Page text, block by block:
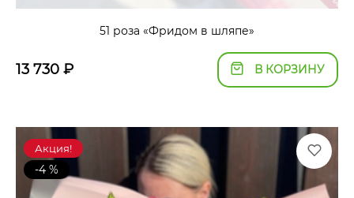
51 роза «Фридом в шляпе»
13 730 ₽ В КОРЗИНУ
Акция!
-4 %